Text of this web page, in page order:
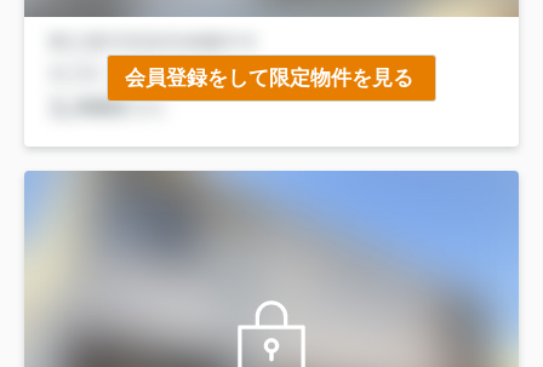
会員登録をして限定物件を見る